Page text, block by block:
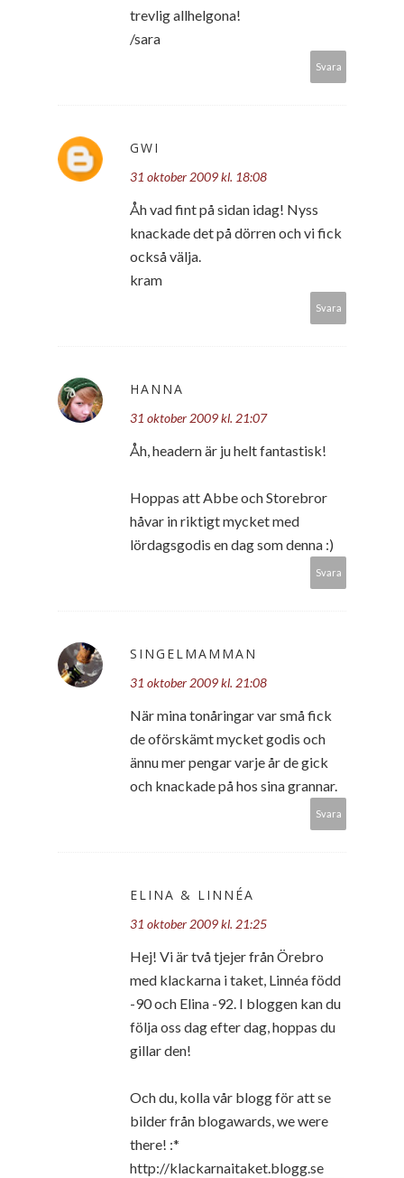
trevlig allhelgona!
/sara
Svara
GWI
31 oktober 2009 kl. 18:08
Åh vad fint på sidan idag! Nyss
knackade det på dörren och vi fick
också välja.
kram
Svara
HANNA
31 oktober 2009 kl. 21:07
Åh, headern är ju helt fantastisk!
Hoppas att Abbe och Storebror
håvar in riktigt mycket med
lördagsgodis en dag som denna :)
Svara
SINGELMAMMAN
31 oktober 2009 kl. 21:08
När mina tonåringar var små fick
de oförskämt mycket godis och
ännu mer pengar varje år de gick
och knackade på hos sina grannar.
Svara
ELINA & LINNÉA
31 oktober 2009 kl. 21:25
Hej! Vi är två tjejer från Örebro
med klackarna i taket, Linnéa född
-90 och Elina -92. I bloggen kan du
följa oss dag efter dag, hoppas du
gillar den!
Och du, kolla vår blogg för att se
bilder från blogawards, we were
there! :*
http://klackarnaitaket.blogg.se